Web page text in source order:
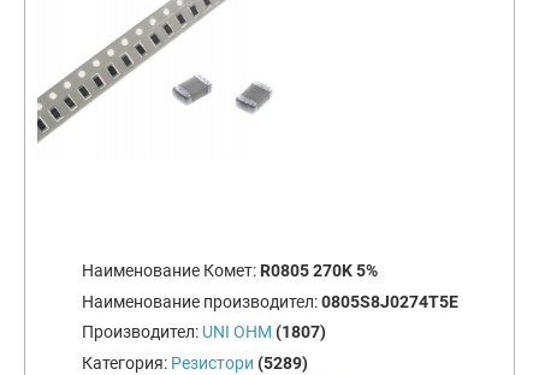
Наименование Комет: R0805 270K 5%
Наименование производител:0805S8J0274T5E
Производител: UNI OHM (1807)
Категория: Резистори (5289)